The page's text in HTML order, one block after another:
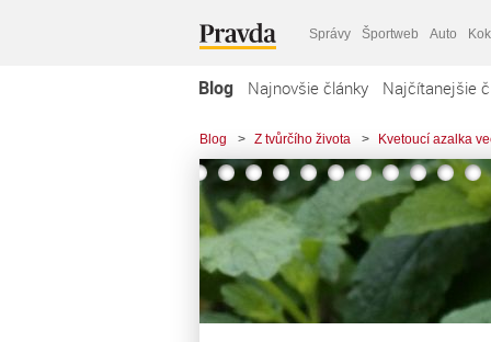
Správy Športweb Auto
Blog Najnovšie články Najčítanejšie
Blog > Z tvůrčího života > Kvetoucí azalka